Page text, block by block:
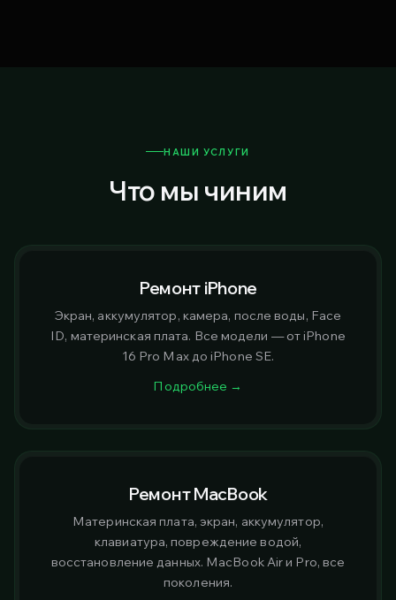
НАШИ УСЛУГИ
Что мы чиним
Ремонт iPhone
Экран, аккумулятор, камера, после воды, Face
ID, материнская плата. Все модели — от iPhone
16 Pro Max до iPhone SE.
Подробнее →
Ремонт MacBook
Материнская плата, экран, аккумулятор,
клавиатура, повреждение водой,
восстановление данных. MacBook Air и Pro, все
поколения.